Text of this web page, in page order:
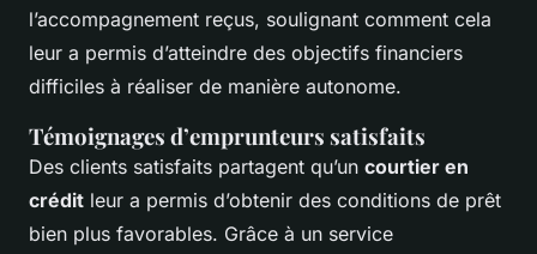
l’accompagnement reçus, soulignant comment cela
leur a permis d’atteindre des objectifs financiers
difficiles à réaliser de manière autonome.
Témoignages d’emprunteurs satisfaits
Des clients satisfaits partagent qu’un courtier en
crédit leur a permis d’obtenir des conditions de prêt
bien plus favorables. Grâce à un service